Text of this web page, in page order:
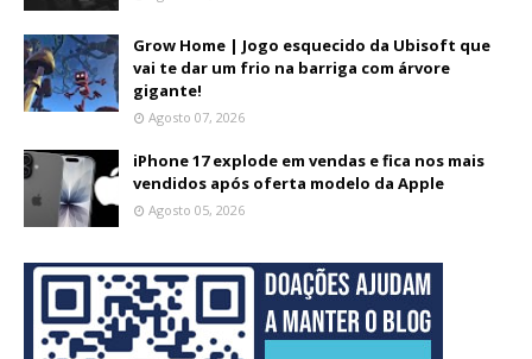
Grow Home | Jogo esquecido da Ubisoft que
vai te dar um frio na barriga com árvore
gigante!
Agosto 07, 2026
iPhone 17 explode em vendas e fica nos mais
vendidos após oferta modelo da Apple
Agosto 05, 2026